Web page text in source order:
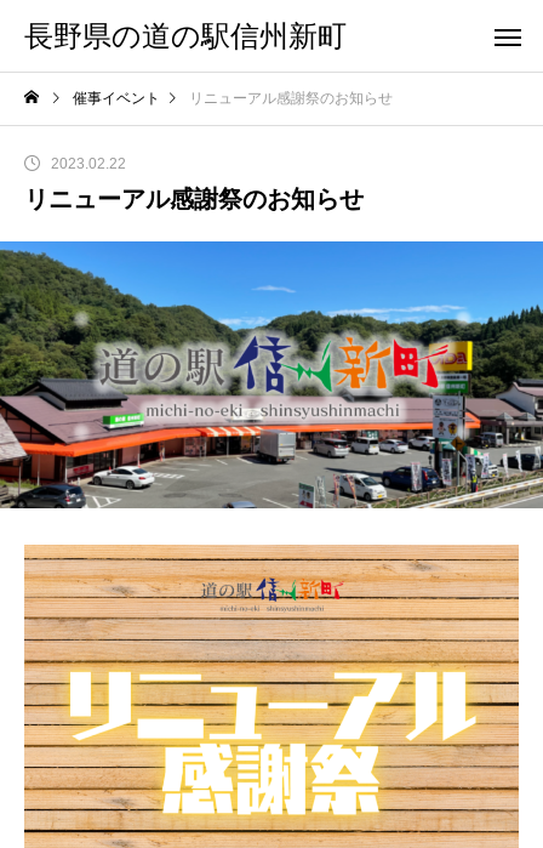
長野県の道の駅信州新町
催事イベント リニューアル感謝祭のお知らせ
リニューアル感謝祭のお知らせ
2023.02.22